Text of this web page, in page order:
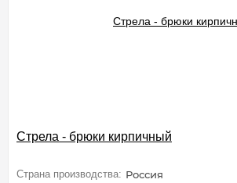
Стрела - брюки кирпичный
Страна производства: Россия